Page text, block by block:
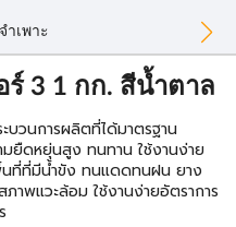
ำเพาะ
ร์ 3 1 กก. สีน้ำตาล
วนการผลิตที่ได้มาตรฐาน
ยืดหยุ่นสูง ทนทาน ใช้งานง่าย
ที่ที่มีน้ำขัง ทนแดดทนฝน ยาง
าพแวะล้อม ใช้งานง่ายอัตราการ